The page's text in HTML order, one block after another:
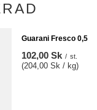
Guarani Fresco 0,5
102,00 Sk / st.
(204,00 Sk / kg)